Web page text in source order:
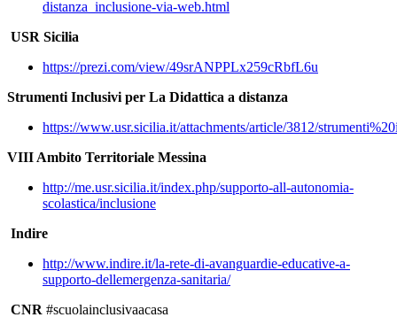
distanza_inclusione-via-web.html
USR Sicilia
https://prezi.com/view/49srANPPLx259cRbfL6u
Strumenti Inclusivi per La Didattica a distanza
https://www.usr.sicilia.it/attachments/article/3812/
VIII Ambito Territoriale Messina
http://me.usr.sicilia.it/index.php/supporto-all-autonomia-
scolastica/inclusione
Indire
http://www.indire.it/la-rete-di-avanguardie-educative-a-
supporto-dellemergenza-sanitaria/
CNR #scuolainclusivaacasa